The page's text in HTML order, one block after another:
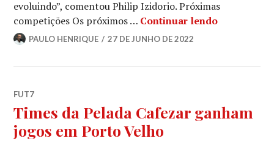
evoluindo”, comentou Philip Izidorio. Próximas
competições Os próximos … Continuar lendo
PAULO HENRIQUE 27 DE JUNHO DE 2022
FUT7
Times da Pelada Cafezar ganham
jogos em Porto Velho